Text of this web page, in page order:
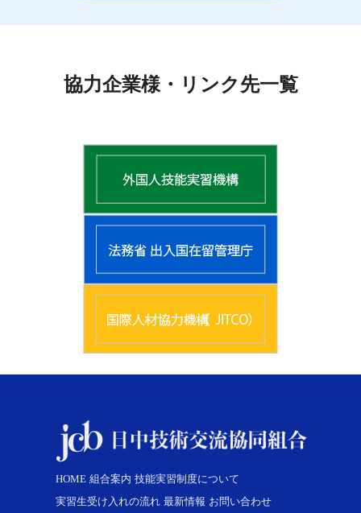
協力企業様・リンク先一覧
HOME 組合案内 技能実習制度について
実習生受け入れの流れ 最新情報 お問い合わせ